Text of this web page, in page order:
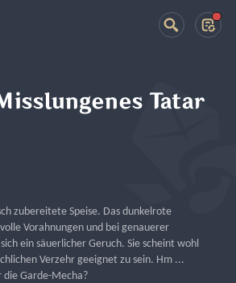
Tatar
zubereitete Speise. Das dunkelrote
Vorahnungen und bei genauerer
ein säuerlicher Geruch. Sie scheint wohl
Verzehr geeignet zu sein. Hm ...
die Garde-Mecha?